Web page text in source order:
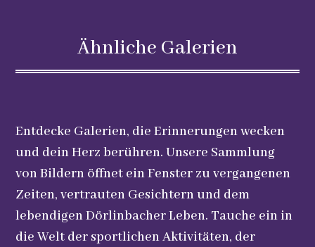
Ähnliche Galerien
Entdecke Galerien, die Erinnerungen wecken
und dein Herz berühren. Unsere Sammlung
von Bildern öffnet ein Fenster zu vergangenen
Zeiten, vertrauten Gesichtern und dem
lebendigen Dörlinbacher Leben. Tauche ein in
die Welt der sportlichen Aktivitäten, der